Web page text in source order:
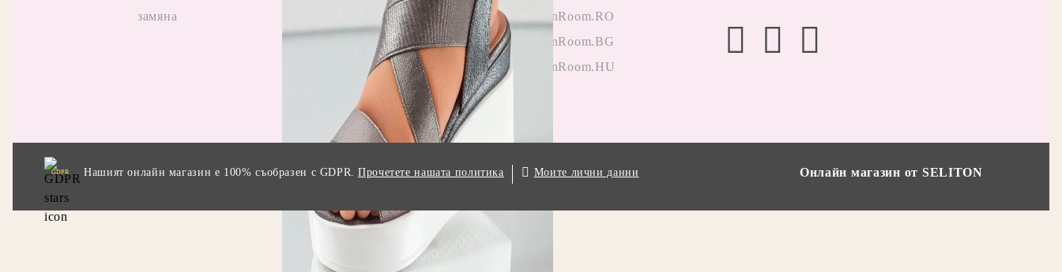
замяна
Отзиви от клиенти
Прилагане на
промоции
OneFashionRoom.RO
OneFashionRoom.BG
OneFashionRoom.HU
GDPR Нашият онлайн магазин е 100% съобразен с GDPR. Прочетете нашата политика Моите лични данни Онлайн магазин от SELITON